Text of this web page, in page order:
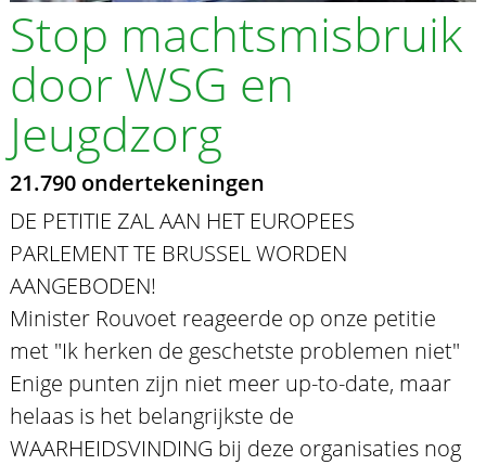
Stop machtsmisbruik
door WSG en
Jeugdzorg
21.790 ondertekeningen
DE PETITIE ZAL AAN HET EUROPEES
PARLEMENT TE BRUSSEL WORDEN
AANGEBODEN!
Minister Rouvoet reageerde op onze petitie
met "Ik herken de geschetste problemen niet"
Enige punten zijn niet meer up-to-date, maar
helaas is het belangrijkste de
WAARHEIDSVINDING bij deze organisaties nog